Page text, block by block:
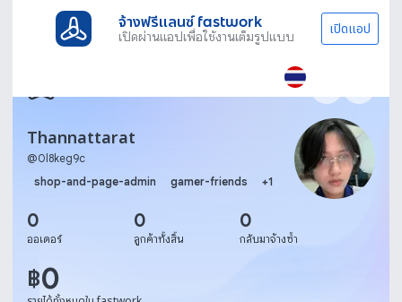
จ้างฟรีแลนซ์ fastwork
เปิดผ่านแอปเพื่อใช้งานเต็มรูปแบบ เปิดแอป
Thannattarat
@0l8keg9c
shop-and-page-admin
gamer-friends +1
0
ออเดอร์
0
ลูกค้าทั้งสิ้น
0
กลับมาจ้างซ้ำ
฿0